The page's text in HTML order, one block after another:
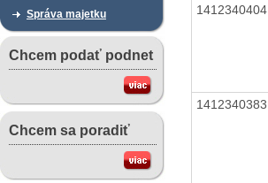
Správa majetku
Chcem podať podnet
Chcem sa poradiť
1412340404
1412340383